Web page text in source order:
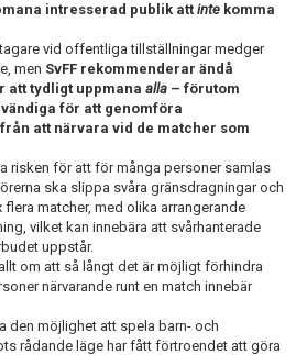
intresserad publik att inte komma
vid offentliga tillställningar medger
men SvFF rekommenderar ändå
att tydligt uppmana alla – förutom
för att genomföra
att närvara vid de matcher som
risken för att för många personer samlas
ska slippa svåra gränsdragningar och
matcher, med olika arrangerande
vilket kan innebära att svårhanterade
uppstår.
om att så långt det är möjligt förhindra
närvarande runt en match innebär
den möjlighet att spela barn- och
rådande läge har fått förtroendet att göra